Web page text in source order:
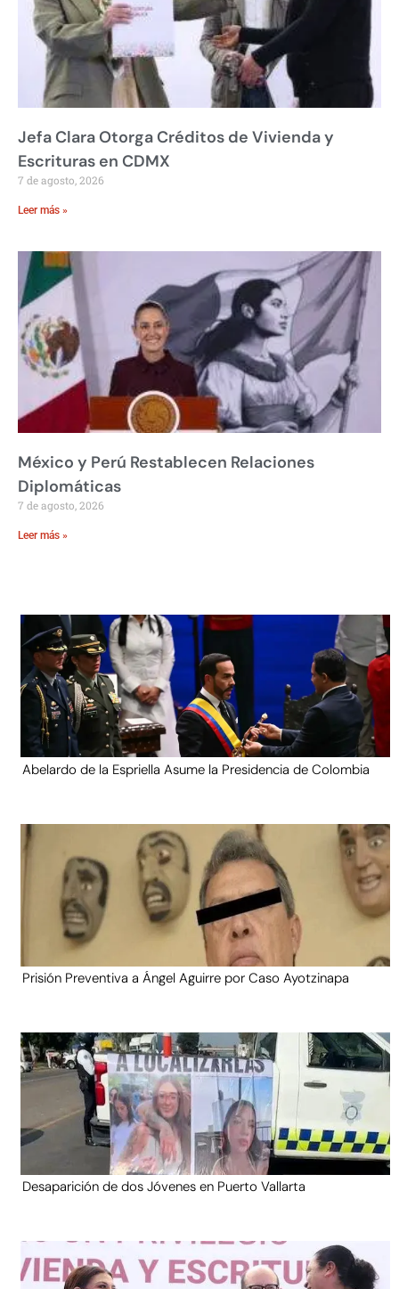
Jefa Clara Otorga Créditos de Vivienda y
Escrituras en CDMX
7 de agosto, 2026
Leer más »
México y Perú Restablecen Relaciones
Diplomáticas
7 de agosto, 2026
Leer más »
Abelardo de la Espriella Asume la Presidencia de Colombia
Prisión Preventiva a Ángel Aguirre por Caso Ayotzinapa
Desaparición de dos Jóvenes en Puerto Vallarta